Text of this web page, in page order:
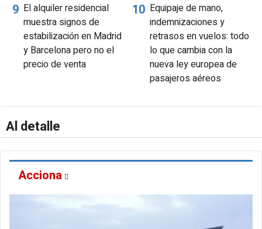
El alquiler residencial
muestra signos de
estabilización en Madrid
y Barcelona pero no el
precio de venta
Equipaje de mano,
indemnizaciones y
retrasos en vuelos: todo
lo que cambia con la
nueva ley europea de
pasajeros aéreos
Al detalle
Acciona